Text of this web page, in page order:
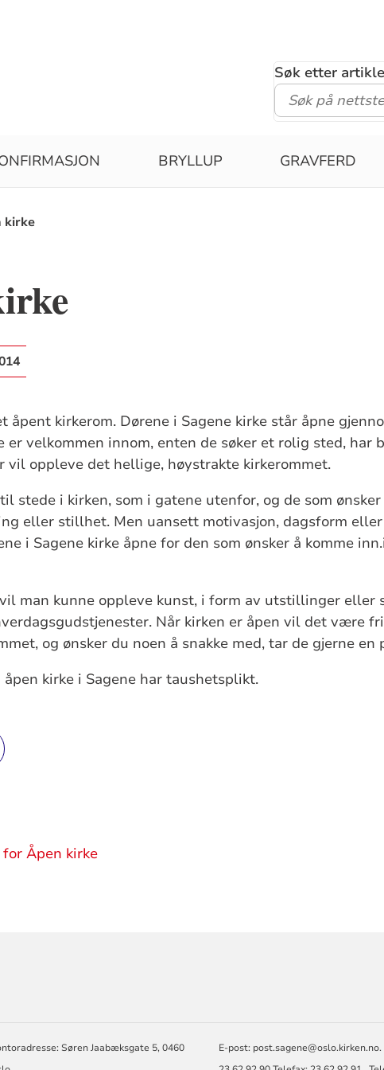
Søk etter
BRYLLUP GRAVFERD
kirke
åpent kirkerom. Dørene i Sagene kirke står åpne
er velkommen innom, enten de søker et rolig sted, har
vil oppleve det hellige, høystrakte kirkerommet.
stede i kirken, som i gatene utenfor, og de som
eller stillhet. Men uansett motivasjon, dagsform
i Sagene kirke åpne for den som ønsker å komme
man kunne oppleve kunst, i form av utstillinger eller
Når kirken er åpen vil det være
og ønsker du noen å snakke med, tar de gjerne en
kirke i Sagene har taushetsplikt.
for Åpen kirke
Søren Jaabæksgate 5, 0460
E-post: post.sagene@oslo.kirken.no.